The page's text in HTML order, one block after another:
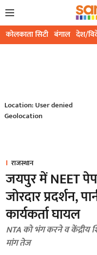
कोलकाता सिटी बंगाल देश/
Location: User denied
Geolocation
राजस्थान
जयपुर में NEET
जोरदार प्रदर्शन,
कार्यकर्ता घायल
NTA को भंग करने व केंद्रीय
मांग तेज